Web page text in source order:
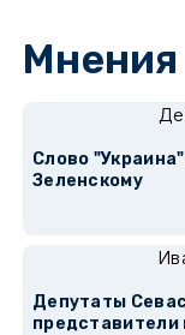
Мнения
Слово
Зеленскому
Депутаты